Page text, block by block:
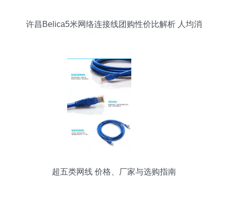
许昌Belica5米网络连接线团购性价比解析 人均消
超五类网线 价格、厂家与选购指南